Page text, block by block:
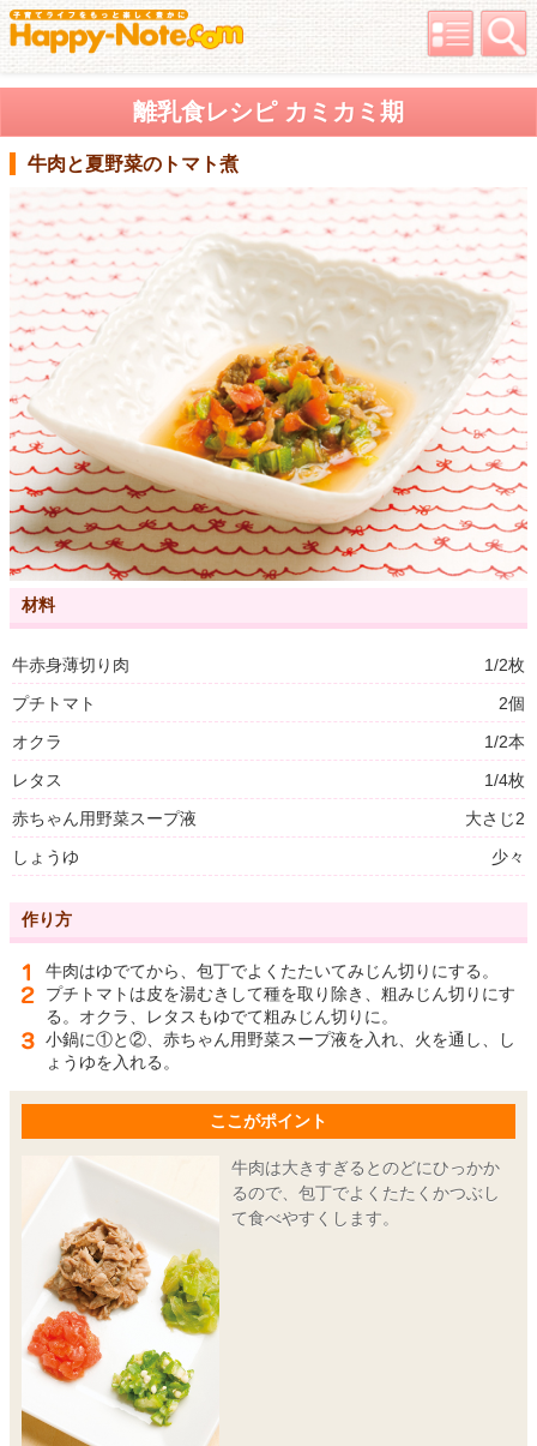
離乳食レシピ カミカミ期
牛肉と夏野菜のトマト煮
材料
牛赤身薄切り肉
1/2枚
プチトマト
2個
オクラ
1/2本
レタス
1/4枚
赤ちゃん用野菜スープ液
大さじ2
しょうゆ
少々
作り方
牛肉はゆでてから、包丁でよくたたいてみじん切りにする。
プチトマトは皮を湯むきして種を取り除き、粗みじん切りにす
る。オクラ、レタスもゆでて粗みじん切りに。
小鍋に①と②、赤ちゃん用野菜スープ液を入れ、火を通し、し
ょうゆを入れる。
ここがポイント
牛肉は大きすぎるとのどにひっかか
るので、包丁でよくたたくかつぶし
て食べやすくします。